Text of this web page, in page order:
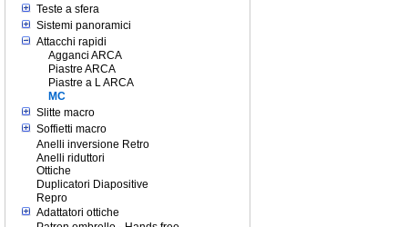
Teste a sfera
Sistemi panoramici
Attacchi rapidi
Agganci ARCA
Piastre ARCA
Piastre a L ARCA
MC
Slitte macro
Soffietti macro
Anelli inversione Retro
Anelli riduttori
Ottiche
Duplicatori Diapositive
Repro
Adattatori ottiche